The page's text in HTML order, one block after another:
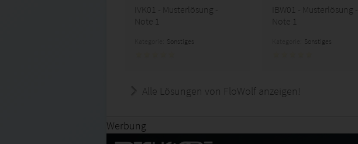
IVK01 - Musterlösung -
Note 1
Sonstiges
IBW01 - Musterlösung -
Note 1
Sonstiges
Alle Lösungen von FloWolf anzeigen!
Werbung